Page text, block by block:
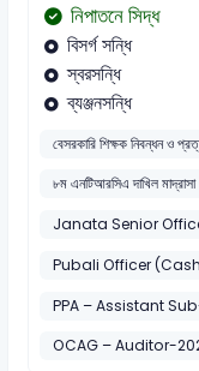
নিপাতনে সিদ্ধ
বিসর্গ সন্ধি
স্বরসন্ধি
ব্যঞ্জনসন্ধি
বেসরকারি শিক্ষক নিবন্ধন ও
৮ম এনটিআরসিএ দাখিল মাদ্রাসা
Janata Senior
Pubali Officer
PPA – Assistant
OCAG – Auditor-